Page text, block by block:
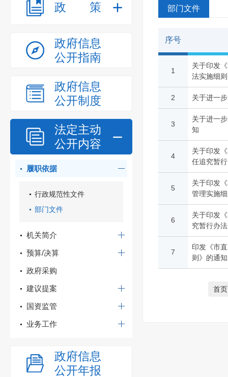
政策
政府信息
公开指南
政府信息
公开制度
法定主动
公开内容
履职依据
行政规范性文件
部门文件
机关简介
预算/决算
政府采购
建议提案
国资监管
业务工作
政府信息
公开年报
部门文件
序号
1
关于印发
法实施细
2 关于进一
3
关于进一
知
4
关于印发
任追究暂
5
关于印发
管理实施
6
关于印发
究暂行办
7
印发《市
则》的通知
首页